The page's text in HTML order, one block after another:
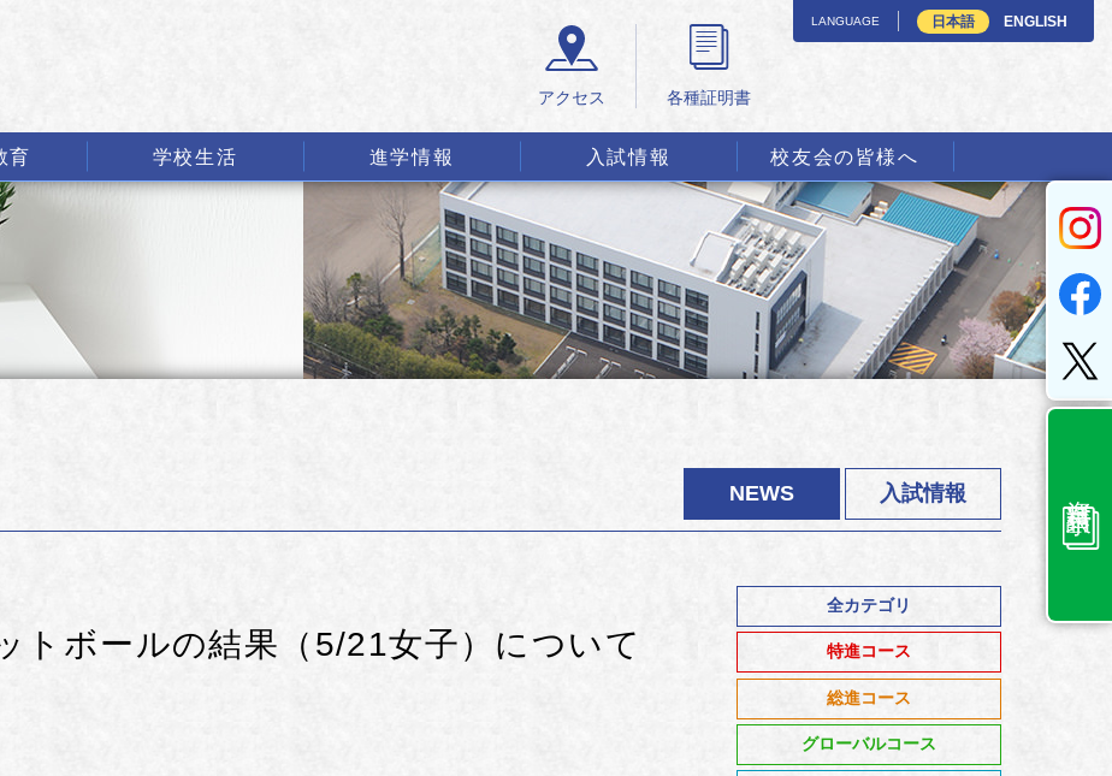
アクセス 各種証明書
育 学校生活 進学情報 入試情報 校友会の皆様へ
LANGUAGE 日本語 ENGLISH
NEWS 入試情報
トボールの結果（5/21女子）について
全カテゴリ
特進コース
総進コース
グローバルコース